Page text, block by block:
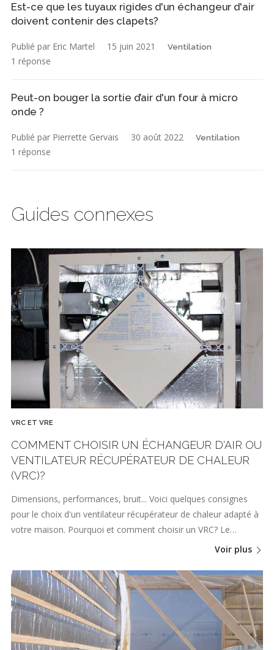
Est-ce que les tuyaux rigides d'un échangeur d'air
doivent contenir des clapets?
Publié par Eric Martel 15 juin 2021 Ventilation
1 réponse
Peut-on bouger la sortie d’air d'un four à micro
onde ?
Publié par Pierrette Gervais 30 août 2022 Ventilation
1 réponse
Guides connexes
VRC ET VRE
COMMENT CHOISIR UN ÉCHANGEUR D'AIR OU
VENTILATEUR RÉCUPÉRATEUR DE CHALEUR
(VRC)?
Dimensions, performances, bruit... Voici quelques consignes
pour le choix d'un ventilateur récupérateur de chaleur adapté à
votre maison. Pourquoi et comment choisir un VRC? Le…
Voir plus